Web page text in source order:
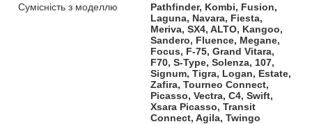
Сумісність з моделлю
Pathfinder, Kombi, Fusion,
Laguna, Navara, Fiesta,
Meriva, SX4, ALTO, Kangoo,
Sandero, Fluence, Megane,
Focus, F-75, Grand Vitara,
F70, S-Type, Solenza, 107,
Signum, Tigra, Logan, Estate,
Zafira, Tourneo Connect,
Picasso, Vectra, C4, Swift,
Xsara Picasso, Transit
Connect, Agila, Twingo